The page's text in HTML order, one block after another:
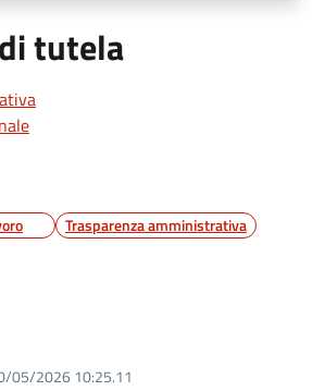
tutela
Trasparenza amministrativa
05/2026 10:25.11